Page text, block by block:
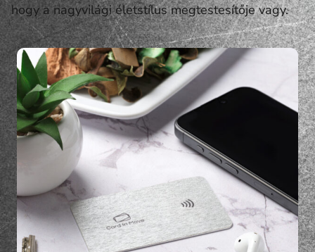
hogy a nagyvilági életstílus megtestesítője vagy.